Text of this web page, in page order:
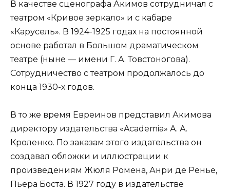
В качестве сценографа Акимов сотрудничал с
театром «Кривое зеркало» и с кабаре
«Карусель». В 1924-1925 годах на постоянной
основе работал в Большом драматическом
театре (ныне — имени Г. А. Товстоногова).
Сотрудничество с театром продолжалось до
конца 1930-х годов.
В то же время Евреинов представил Акимова
директору издательства «Academia» А. А.
Кроленко. По заказам этого издательства он
создавал обложки и иллюстрации к
произведениям Жюля Ромена, Анри де Ренье,
Пьера Боста. В 1927 году в издательстве